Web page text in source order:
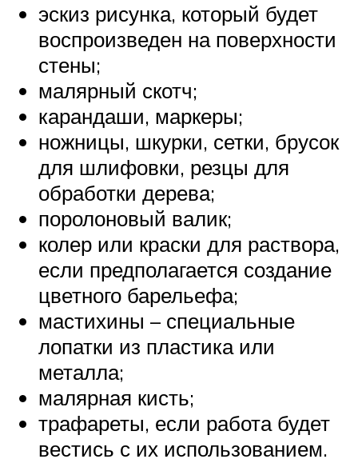
эскиз рисунка, который будет
воспроизведен на поверхности
стены;
малярный скотч;
карандаши, маркеры;
ножницы, шкурки, сетки, брусок
для шлифовки, резцы для
обработки дерева;
поролоновый валик;
колер или краски для раствора,
если предполагается создание
цветного барельефа;
мастихины – специальные
лопатки из пластика или
металла;
малярная кисть;
трафареты, если работа будет
вестись с их использованием.